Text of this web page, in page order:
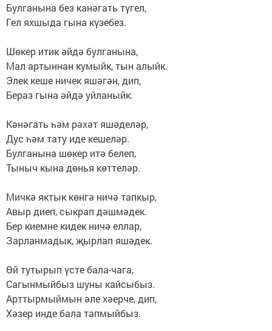
Булганына без канәгать түгел,
Гел яхшыда гына күзебез.
Шөкер итик әйдә булганына,
Мал артыннан кумыйк, тын алыйк.
Элек кеше ничек яшәгән, дип,
Бераз гына әйдә уйланыйк.
Кәнәгать һәм рәхәт яшәделәр,
Дус һәм тату иде кешеләр.
Булганына шөкер итә белеп,
Тыныч кына дөнья көттеләр.
Мичкә яктык көнгә ничә тапкыр,
Авыр диеп, сыкрап дәшмәдек.
Бер киемне кидек ничә еллар,
Зарланмадык, җырлап яшәдек.
Өй тутырып үсте бала-чага,
Сагынмыйбыз шуны кайсыбыз.
Арттырмыймын әле хәерче, дип,
Хәзер инде бала тапмыйбыз.